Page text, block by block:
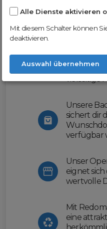
Nutze unsere
vielseitige
Unsere
sichert dir
verfügbar
Unser
eignet
wertvolle
Mit
eine
Alle Dienste aktivieren
Mit diesem Schalter können
deaktivieren.
Auswahl übernehmen